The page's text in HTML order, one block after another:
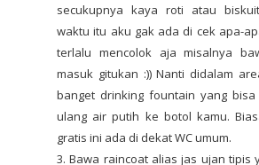
secukupnya kaya roti atau
waktu itu aku gak ada di cek apa-
terlalu mencolok aja misalnya
masuk gitukan :)) Nanti didalam
banget drinking fountain yang
ulang air putih ke botol kamu.
gratis ini ada di dekat WC umum.
3. Bawa raincoat alias jas ujan tipis